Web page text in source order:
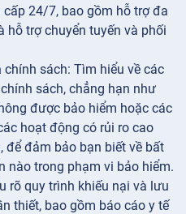
24/7, bao gồm hỗ trợ đa
hỗ trợ chuyển tuyến và phối
chính sách: Tìm hiểu về các
sách, chẳng hạn như
được bảo hiểm hoặc các
hoạt động có rủi ro cao
để đảm bảo bạn biết về bất
nào trong phạm vi bảo hiểm.
rõ quy trình khiếu nại và lưu
thiết, bao gồm báo cáo y tế